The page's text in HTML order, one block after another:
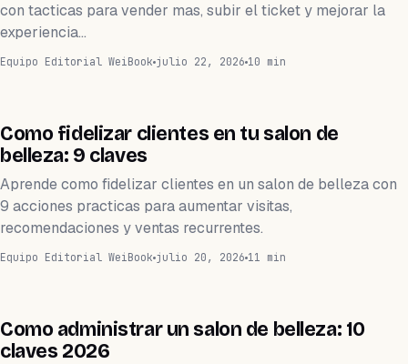
con tacticas para vender mas, subir el ticket y mejorar la
experiencia…
Equipo Editorial WeiBook julio 22, 2026 10 min
SALÓN DE BELLEZA
Como fidelizar clientes en tu salon de
belleza: 9 claves
Aprende como fidelizar clientes en un salon de belleza con
9 acciones practicas para aumentar visitas,
recomendaciones y ventas recurrentes.
Equipo Editorial WeiBook julio 20, 2026 11 min
SALÓN DE BELLEZA
Como administrar un salon de belleza: 10
claves 2026